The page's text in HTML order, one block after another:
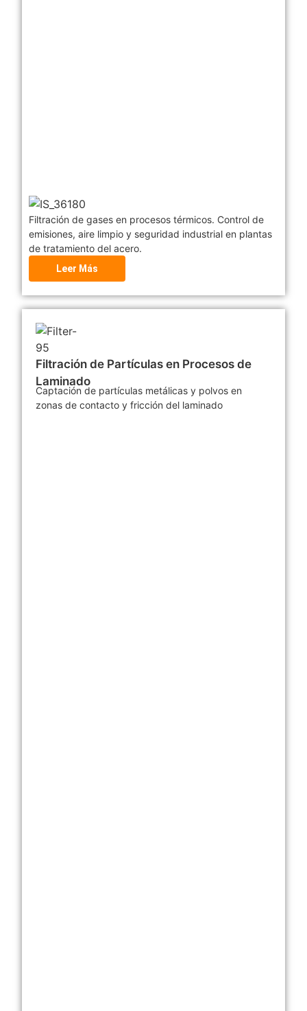
Filtración de gases en procesos térmicos. Control de
emisiones, aire limpio y seguridad industrial en plantas
de tratamiento del acero.
Leer Más
Filtración de Partículas en Procesos de
Laminado
Captación de partículas metálicas y polvos en
zonas de contacto y fricción del laminado